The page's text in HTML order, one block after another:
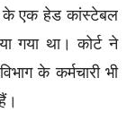
के एक हेड कांस्टेबल
गया था। कोर्ट ने
के कर्मचारी भी